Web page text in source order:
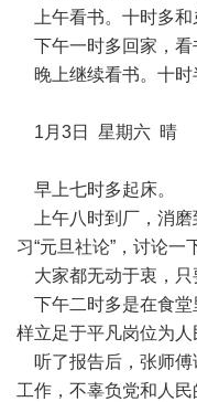
上午看书。十时多和
下午一时多回家，看
晚上继续看书。十时
1月3日 星期六 晴
早上七时多起床。
上午八时到厂，消磨
习“元旦社论”，讨论一
大家都无动于衷，只
下午二时多是在食堂
样立足于平凡岗位为人
听了报告后，张师傅
工作，不辜负党和人民